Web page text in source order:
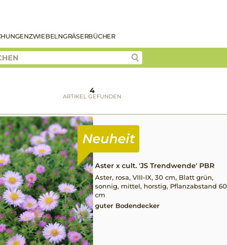
ZWIEBELNGRÄSERBÜCHER
4
ARTIKEL GEFUNDEN
Aster x cult. 'JS Trendwende' PBR
Aster, rosa, VIII-IX, 30 cm, Blatt grün,
sonnig, mittel, horstig, Pflanzabstand 60
cm
guter Bodendecker